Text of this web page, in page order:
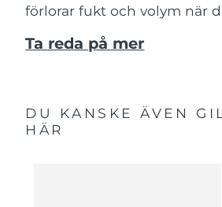
förlorar fukt och volym när
Ta reda på mer
DU KANSKE ÄVEN
HÄR